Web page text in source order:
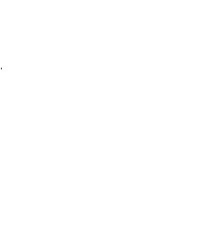
touch raw - K18YG, 0.15ct /